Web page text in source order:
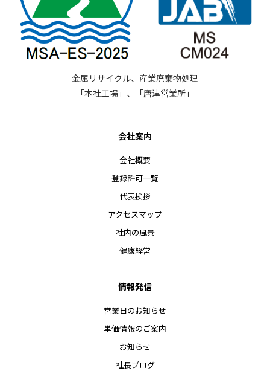
金属リサイクル、産業廃棄物処理
「本社工場」、「唐津営業所」
会社案内
会社概要
登録許可一覧
代表挨拶
アクセスマップ
社内の風景
健康経営
情報発信
営業日のお知らせ
単価情報のご案内
お知らせ
社長ブログ